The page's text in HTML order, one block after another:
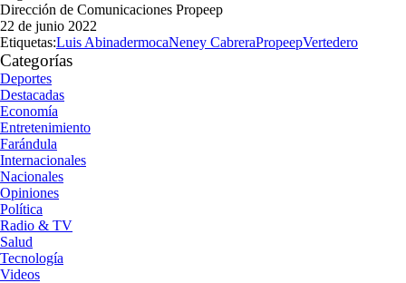
Dirección de Comunicaciones Propeep
22 de junio 2022
Etiquetas:Luis AbinadermocaNeney CabreraPropeepVertedero
Categorías
Deportes
Destacadas
Economía
Entretenimiento
Farándula
Internacionales
Nacionales
Opiniones
Política
Radio & TV
Salud
Tecnología
Videos